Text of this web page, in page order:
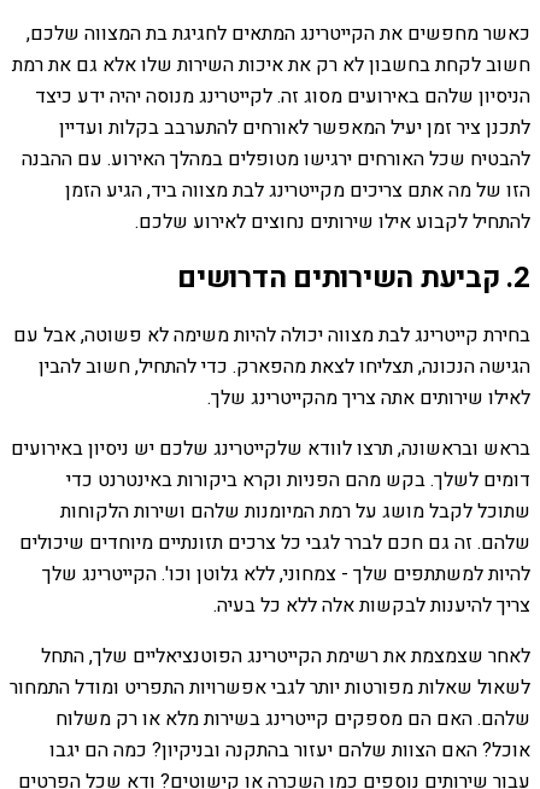
כאשר מחפשים את הקייטרינג המתאים לחגיגת בת המצווה שלכם,
חשוב לקחת בחשבון לא רק את איכות השירות שלו אלא גם את רמת
הניסיון שלהם באירועים מסוג זה. לקייטרינג מנוסה יהיה ידע כיצד
לתכנן ציר זמן יעיל המאפשר לאורחים להתערבב בקלות ועדיין
להבטיח שכל האורחים ירגישו מטופלים במהלך האירוע. עם ההבנה
הזו של מה אתם צריכים מקייטרינג לבת מצווה ביד, הגיע הזמן
להתחיל לקבוע אילו שירותים נחוצים לאירוע שלכם.
2. קביעת השירותים הדרושים
בחירת קייטרינג לבת מצווה יכולה להיות משימה לא פשוטה, אבל עם
הגישה הנכונה, תצליחו לצאת מהפארק. כדי להתחיל, חשוב להבין
לאילו שירותים אתה צריך מהקייטרינג שלך.
בראש ובראשונה, תרצו לוודא שלקייטרינג שלכם יש ניסיון באירועים
דומים לשלך. בקש מהם הפניות וקרא ביקורות באינטרנט כדי
שתוכל לקבל מושג על רמת המיומנות שלהם ושירות הלקוחות
שלהם. זה גם חכם לברר לגבי כל צרכים תזונתיים מיוחדים שיכולים
להיות למשתתפים שלך - צמחוני, ללא גלוטן וכו'. הקייטרינג שלך
צריך להיענות לבקשות אלה ללא כל בעיה.
לאחר שצמצמת את רשימת הקייטרינג הפוטנציאליים שלך, התחל
לשאול שאלות מפורטות יותר לגבי אפשרויות התפריט ומודל התמחור
שלהם. האם הם מספקים קייטרינג בשירות מלא או רק משלוח
אוכל? האם הצוות שלהם יעזור בהתקנה ובניקיון? כמה הם יגבו
עבור שירותים נוספים כמו השכרה או קישוטים? ודא שכל הפרטים